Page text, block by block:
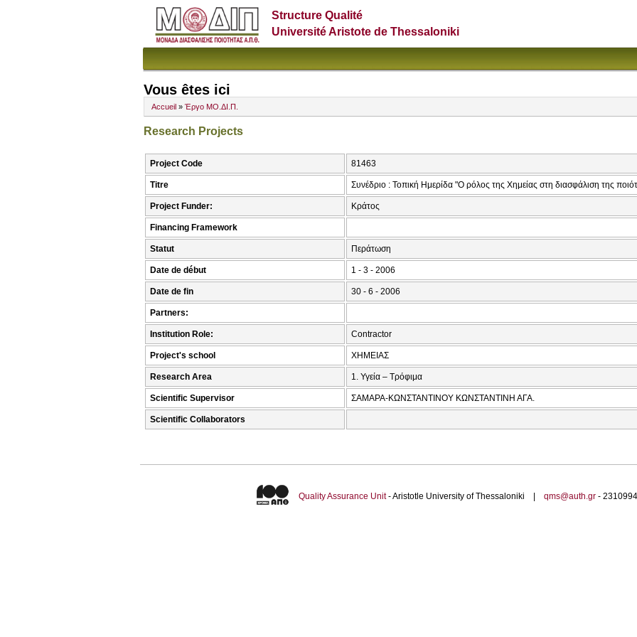
Structure Qualité
Université Aristote de Thessaloniki
Vous êtes ici
Accueil » Έργο ΜΟ.ΔΙ.Π.
Research Projects
Project Code 81463
Titre Συνέδριο : Τοπική Ημερίδα "Ο ρόλος της Χημείας στη διασφάλιση της
Project Funder: Κράτος
Financing Framework
Statut Περάτωση
Date de début 1 - 3 - 2006
Date de fin 30 - 6 - 2006
Partners:
Institution Role: Contractor
Project's school ΧΗΜΕΙΑΣ
Research Area 1. Υγεία – Τρόφιμα
Scientific Supervisor ΣΑΜΑΡΑ-ΚΩΝΣΤΑΝΤΙΝΟΥ ΚΩΝΣΤΑΝΤΙΝΗ ΑΓΑ.
Scientific Collaborators
Quality Assurance Unit- Aristotle University of Thessaloniki | qms@auth.gr-